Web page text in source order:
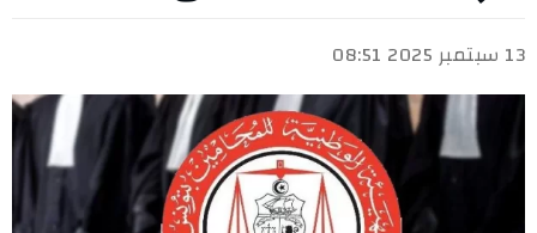
13 سبتمبر 2025 08:51